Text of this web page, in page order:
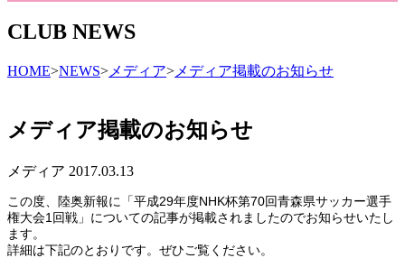
CLUB NEWS
HOME>NEWS> メディア> メディア掲載のお知らせ
メディア掲載のお知らせ
メディア 2017.03.13
この度、陸奥新報に「平成29年度NHK杯第70回青森県サッカー選手
権大会1回戦」についての記事が掲載されましたのでお知らせいたし
ます。
詳細は下記のとおりです。ぜひご覧ください。